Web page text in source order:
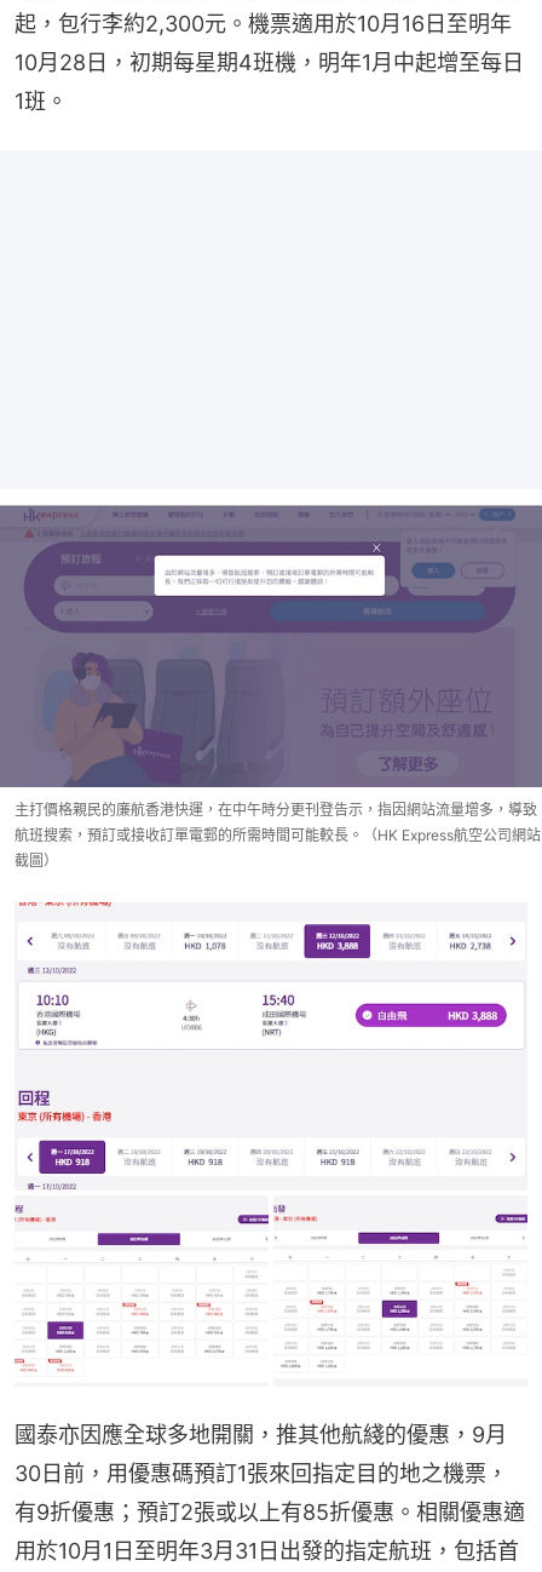
起，包行李約2,300元。機票適用於10月16日至明年
10月28日，初期每星期4班機，明年1月中起增至每日
1班。
主打價格親民的廉航香港快運，在中午時分更刊登告示，指因網站流量增多，導致
航班搜索，預訂或接收訂單電郵的所需時間可能較長。（HK Express航空公司網站
截圖）
國泰亦因應全球多地開關，推其他航綫的優惠，9月
30日前，用優惠碼預訂1張來回指定目的地之機票，
有9折優惠；預訂2張或以上有85折優惠。相關優惠適
用於10月1日至明年3月31日出發的指定航班，包括首